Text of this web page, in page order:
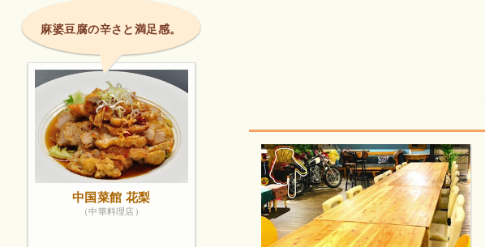
麻婆豆腐の辛さと満足感。
中国菜館 花梨
（中華料理店）